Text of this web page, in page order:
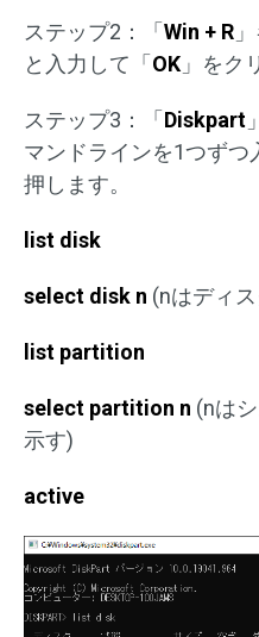
ステップ2：「 Win + R
と入力して「 OK 」をク
ステップ3：「 Diskpart
マンドラインを1つずつ
押します。
list disk
select disk n (nはディ
list partition
select partition n (nは
示す)
active